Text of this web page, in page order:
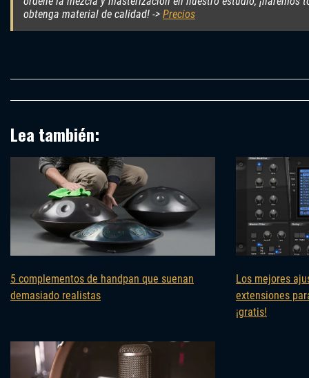
obtenga material de calidad! -> Precios
Lea también:
5 complementos de handpan que suenan
demasiado realistas
Los mejores
extensiones
¡gratis!